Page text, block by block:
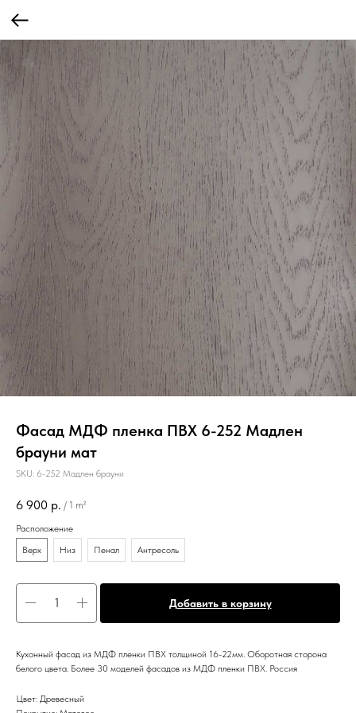
Фасад МДФ пленка ПВХ 6-252 Мадлен
брауни мат
SKU: 6-252 Мадлен брауни
6 900 р. / 1 m²
Расположение
Верх
Низ Пенал Антресоль
Добавить в корзину
Кухонный фасад из МДФ пленки ПВХ толщиной 16-22мм. Оборотная сторона
белого цвета. Более 30 моделей фасадов из МДФ пленки ПВХ. Россия
Цвет: Древесный